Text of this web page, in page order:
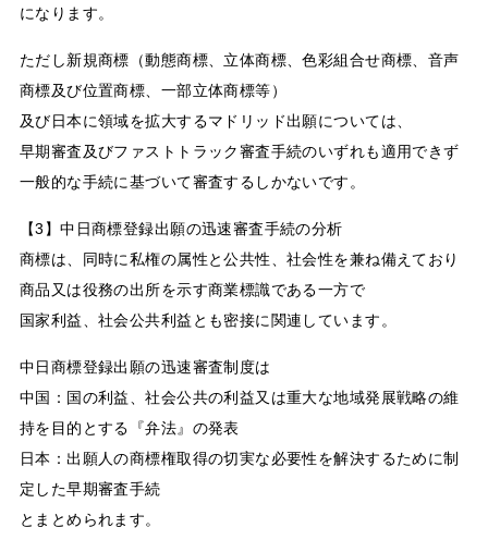
になります。
ただし新規商標（動態商標、立体商標、色彩組合せ商標、音声
商標及び位置商標、一部立体商標等）
及び日本に領域を拡大するマドリッド出願については、
早期審査及びファストトラック審査手続のいずれも適用できず
一般的な手続に基づいて審査するしかないです。
【3】中日商標登録出願の迅速審査手続の分析
商標は、同時に私権の属性と公共性、社会性を兼ね備えており
商品又は役務の出所を示す商業標識である一方で
国家利益、社会公共利益とも密接に関連しています。
中日商標登録出願の迅速審査制度は
中国：国の利益、社会公共の利益又は重大な地域発展戦略の維
持を目的とする『弁法』の発表
日本：出願人の商標権取得の切実な必要性を解決するために制
定した早期審査手続
とまとめられます。